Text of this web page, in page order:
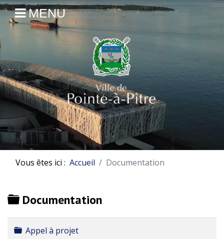
MENU
Vous êtes ici : Accueil Documentation
Dossier
Documentation
Dossier
Appel à projet